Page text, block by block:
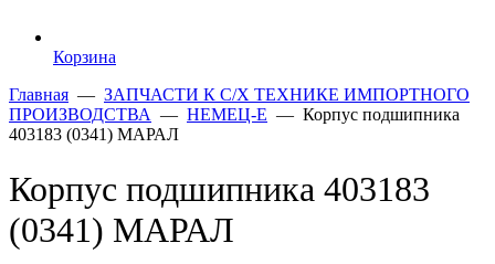
Корзина
Главная — ЗАПЧАСТИ К С/Х ТЕХНИКЕ ИМПОРТНОГО
ПРОИЗВОДСТВА — НЕМЕЦ-Е — Корпус подшипника
403183 (0341) МАРАЛ
Корпус подшипника 403183
(0341) МАРАЛ